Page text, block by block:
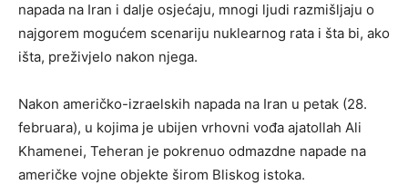
napada na Iran i dalje osjećaju, mnogi ljudi razmišljaju o
najgorem mogućem scenariju nuklearnog rata i šta bi, ako
išta, preživjelo nakon njega.
Nakon američko-izraelskih napada na Iran u petak (28.
februara), u kojima je ubijen vrhovni vođa ajatollah Ali
Khamenei, Teheran je pokrenuo odmazdne napade na
američke vojne objekte širom Bliskog istoka.